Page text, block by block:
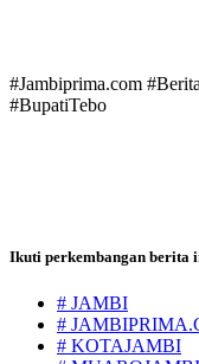
#Jambiprima.com
#BupatiTebo
Ikuti perkembangan berita
# JAMBI
#
# KOTAJAMBI